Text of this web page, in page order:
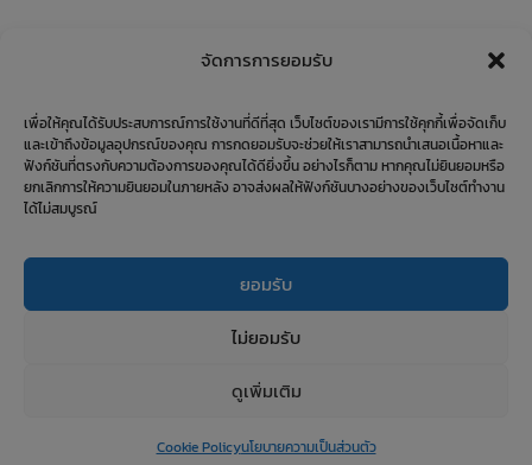
จัดการการยอมรับ
เพื่อให้คุณได้รับประสบการณ์การใช้งานที่ดีที่สุด เว็บไซต์ของเรามีการใช้คุกกี้เพื่อจัดเก็บ
และเข้าถึงข้อมูลอุปกรณ์ของคุณ การกดยอมรับจะช่วยให้เราสามารถนำเสนอเนื้อหาและ
ฟังก์ชันที่ตรงกับความต้องการของคุณได้ดียิ่งขึ้น อย่างไรก็ตาม หากคุณไม่ยินยอมหรือ
ยกเลิกการให้ความยินยอมในภายหลัง อาจส่งผลให้ฟังก์ชันบางอย่างของเว็บไซต์ทำงาน
ได้ไม่สมบูรณ์
ยอมรับ
ไม่ยอมรับ
ดูเพิ่มเติม
Cookie Policyนโยบายความเป็นส่วนตัว
บ้านริมแคว แพริมน้ำ© 2026 All right reserved.